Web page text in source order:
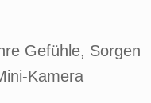
Gefühle, Sorgen
Kamera